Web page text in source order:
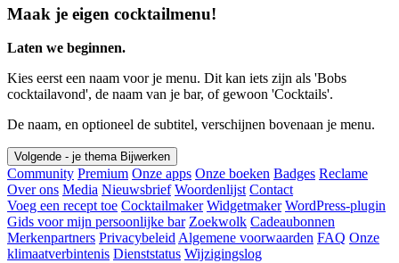
Maak je eigen cocktailmenu!
Laten we beginnen.
Kies eerst een naam voor je menu. Dit kan iets zijn als 'Bobs
cocktailavond', de naam van je bar, of gewoon 'Cocktails'.
De naam, en optioneel de subtitel, verschijnen bovenaan je menu.
Volgende - je thema Bijwerken
Community Premium Onze apps Onze boeken Badges Reclame
Over ons Media Nieuwsbrief Woordenlijst Contact
Voeg een recept toe Cocktailmaker Widgetmaker WordPress-plugin
Gids voor mijn persoonlijke bar Zoekwolk Cadeaubonnen
Merkenpartners Privacybeleid Algemene voorwaarden FAQ Onze
klimaatverbintenis Dienststatus Wijzigingslog